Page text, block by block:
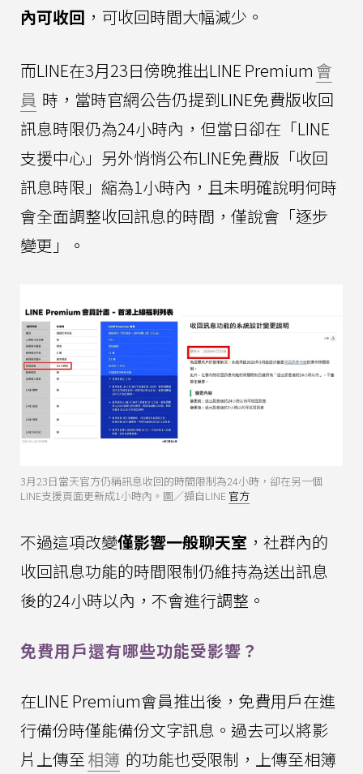
內可收回 ，可收回時間大幅減少。
而LINE在3月23日傍晚推出LINE Premium 會
員 時，當時官網公告仍提到LINE免費版收回
訊息時限仍為24小時內，但當日卻在「LINE
支援中心」另外悄悄公布LINE免費版「收回
訊息時限」縮為1小時內，且未明確說明何時
會全面調整收回訊息的時間，僅說會「逐步
變更」。
3月23日當天官方仍稱訊息收回的時間限制為24小時，卻在另一個
LINE支援頁面更新成1小時內。圖／擷自LINE 官方
不過這項改變僅影響一般聊天室 ，社群內的
收回訊息功能的時間限制仍維持為送出訊息
後的24小時以內，不會進行調整。
免費用戶還有哪些功能受影響？
在LINE Premium會員推出後，免費用戶在進
行備份時僅能備份文字訊息。過去可以將影
片上傳至 相簿 的功能也受限制，上傳至相簿